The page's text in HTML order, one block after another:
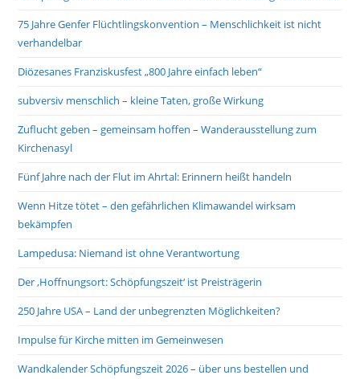
75 Jahre Genfer Flüchtlingskonvention – Menschlichkeit ist nicht
verhandelbar
Diözesanes Franziskusfest „800 Jahre einfach leben“
subversiv menschlich – kleine Taten, große Wirkung
Zuflucht geben – gemeinsam hoffen – Wanderausstellung zum
Kirchenasyl
Fünf Jahre nach der Flut im Ahrtal: Erinnern heißt handeln
Wenn Hitze tötet – den gefährlichen Klimawandel wirksam
bekämpfen
Lampedusa: Niemand ist ohne Verantwortung
Der ‚Hoffnungsort: Schöpfungszeit‘ ist Preisträgerin
250 Jahre USA – Land der unbegrenzten Möglichkeiten?
Impulse für Kirche mitten im Gemeinwesen
Wandkalender Schöpfungszeit 2026 – über uns bestellen und